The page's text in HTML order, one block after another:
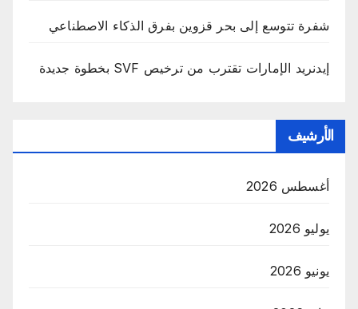
شفرة تتوسع إلى بحر قزوين بفرق الذكاء الاصطناعي
إيدنريد الإمارات تقترب من ترخيص SVF بخطوة جديدة
الأرشيف
أغسطس 2026
يوليو 2026
يونيو 2026